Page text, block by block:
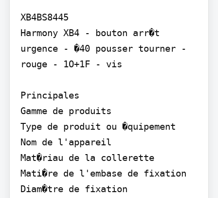
XB4BS8445
Harmony XB4 - bouton arr�t
urgence - �40 pousser tourner -
rouge - 1O+1F - vis
Principales
Gamme de produits
Type de produit ou �quipement
Nom de l'appareil
Mat�riau de la collerette
Mati�re de l'embase de fixation
Diam�tre de fixation